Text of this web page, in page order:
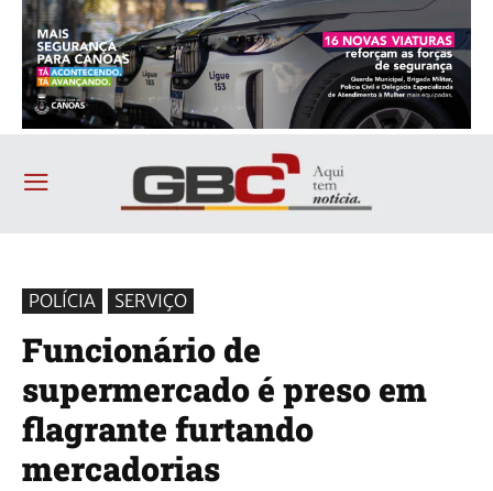
POLÍCIA SERVIÇO
Funcionário de
supermercado é preso em
flagrante furtando
mercadorias